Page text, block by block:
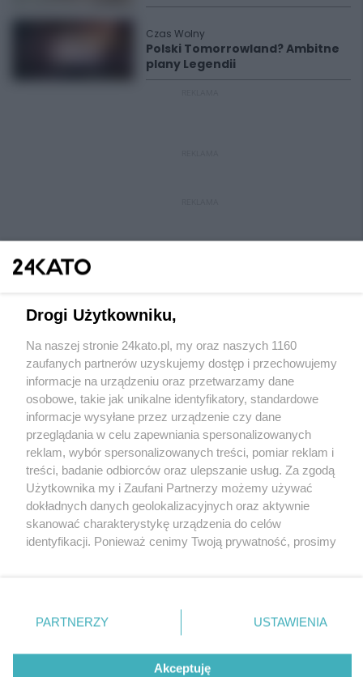
Czas Wolny
Polski Tomorrowland? Ambitne
plany Legendii
Wydawca mediów lokalnych
Nie zapomnij
zapoznać się z:
polityką prywatności regulamin korzystania z portali
Twojemiasto
Piekary Śląskie
Chorzów
Tarnowskie Góry
Gliwice
Skontakuj sięz nami
Kontakt
Wydawca
Redakcja
Drogi Użytkowniku,
Na naszej stronie 24kato.pl, my oraz naszych 1160
zaufanych partnerów uzyskujemy dostęp i przechowujemy
informacje na urządzeniu oraz przetwarzamy dane
osobowe, takie jak unikalne identyfikatory, standardowe
informacje wysyłane przez urządzenie czy dane
przeglądania w celu zapewniania spersonalizowanych
reklam, wybór spersonalizowanych treści, pomiar reklam i
treści, badanie odbiorców oraz ulepszanie usług. Za zgodą
Użytkownika my i Zaufani Partnerzy możemy używać
dokładnych danych geolokalizacyjnych oraz aktywnie
skanować charakterystykę urządzenia do celów
identyfikacji. Ponieważ cenimy Twoją prywatność, prosimy
prywatności znajdujący się w lewym dolnym rogu strony
. Niektóre rodzaje przetwarzania danych nie wymagają
zgody użytkownika, ale masz prawo sprzeciwić się
takiemu przetwarzaniu. Preferencje będą miały
PARTNERZY USTAWIENIA
Akceptuję